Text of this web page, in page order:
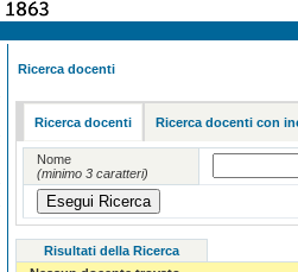
Ricerca docenti
Ricerca docenti Ricerca docenti con
Nome
(minimo 3 caratteri)
Risultati della Ricerca